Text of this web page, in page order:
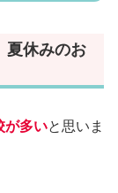
夏休みのお
が多いと思いま